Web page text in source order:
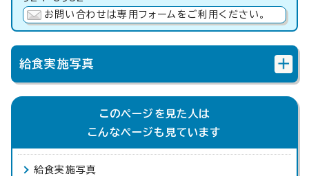
お問い合わせは専用フォームをご利用ください。
給食実施写真
このページを見た人は
こんなページも見ています
給食実施写真